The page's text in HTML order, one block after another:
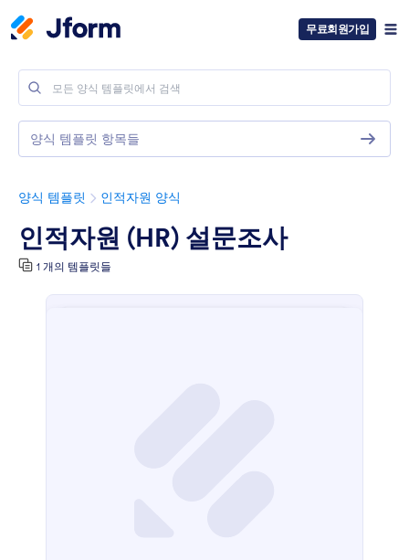
무료회원가입
양식 템플릿 인적자원 양식
인적자원 (HR) 설문조사
1 개의 템플릿들
양식 템플릿 항목들